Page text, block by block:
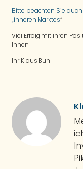
Bitte beachten Sie
„inneren Marktes“
Viel Erfolg mit ihren
Ihnen
Ihr Klaus Buhl